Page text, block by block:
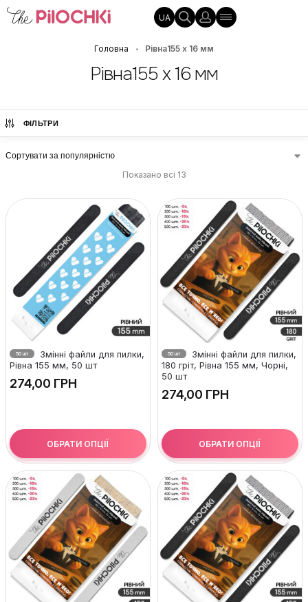
UA
Головна • Рівна155 х 16 мм
Рівна155 х 16 мм
ФІЛЬТРИ
Показано всі 13
50 шт
Змінні файли для пилки,
Рівна 155 мм, 50 шт
ГРН
ОБРАТИ ОПЦІЇ
50 шт
Змінні файли для пилки,
180 гріт, Рівна 155 мм, Чорні,
50 шт
ГРН
ОБРАТИ ОПЦІЇ